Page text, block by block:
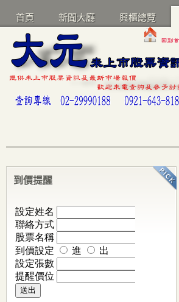
首頁 新聞大廳 興櫃總覽
到價提醒